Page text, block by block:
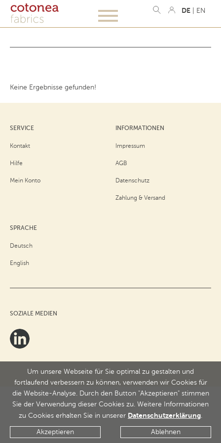
DE EN
Um unsere Webseite für Sie optimal zu gestalten und
fortlaufend verbessern zu können, verwenden wir Cookies für
die Website-Analyse. Durch den Button "Akzeptieren" stimmen
Sie der Verwendung dieser Cookies zu. Weitere Informationen
zu Cookies erhalten Sie in unserer Datenschutzerklärung.
Akzeptieren Ablehnen
Keine Ergebnisse gefunden!
SERVICE
Kontakt
Hilfe
Mein Konto
INFORMATIONEN
Impressum
AGB
Datenschutz
Zahlung & Versand
SPRACHE
Deutsch
English
SOZIALE MEDIEN